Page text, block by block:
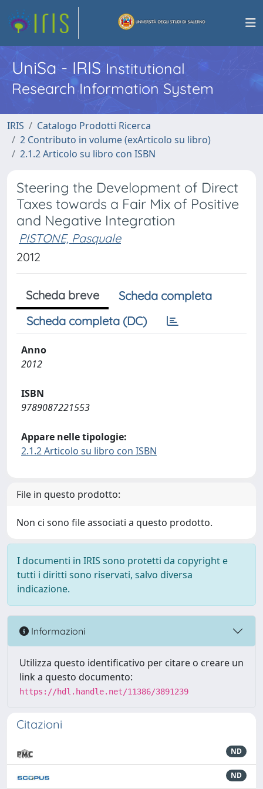
UniSa - IRISInstitutional
Research Information System
IRIS
Catalogo Prodotti Ricerca
2 Contributo in volume (exArticolo su libro)
2.1.2 Articolo su libro con ISBN
Steering the Development of Direct
Taxes towards a Fair Mix of Positive
and Negative Integration
PISTONE, Pasquale
2012
Scheda breve
Scheda completa
Scheda completa (DC)
Anno
2012
ISBN
9789087221553
Appare nelle tipologie:
2.1.2 Articolo su libro con ISBN
File in questo prodotto:
Non ci sono file associati a questo prodotto.
I documenti in IRIS sono protetti da copyright e
tutti i diritti sono riservati, salvo diversa
indicazione.
Informazioni
Utilizza questo identificativo per citare o creare un
link a questo documento:
https://hdl.handle.net/11386/3891239
Citazioni
ND
ND